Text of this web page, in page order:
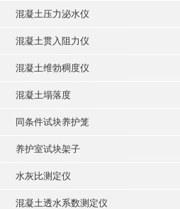
混凝土压力泌水仪
混凝土贯入阻力仪
混凝土维勃稠度仪
混凝土塌落度
同条件试块养护笼
养护室试块架子
水灰比测定仪
混凝土透水系数测定仪